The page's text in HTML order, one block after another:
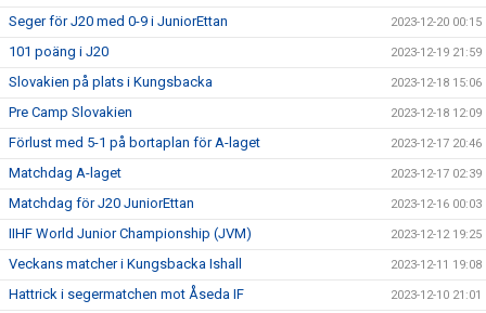
Seger för J20 med 0-9 i JuniorEttan 2023-12-20 00:15
101 poäng i J20 2023-12-19 21:59
Slovakien på plats i Kungsbacka 2023-12-18 15:06
Pre Camp Slovakien 2023-12-18 12:09
Förlust med 5-1 på bortaplan för A-laget 2023-12-17 20:46
Matchdag A-laget 2023-12-17 02:39
Matchdag för J20 JuniorEttan 2023-12-16 00:03
IIHF World Junior Championship (JVM) 2023-12-12 19:25
Veckans matcher i Kungsbacka Ishall 2023-12-11 19:08
Hattrick i segermatchen mot Åseda IF 2023-12-10 21:01